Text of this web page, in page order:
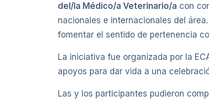
del/la Médico/a Veterinario/a con
nacionales e internacionales del
fomentar el sentido de pertenencia
La iniciativa fue organizada por la
apoyos para dar vida a una
Las y los participantes pudieron